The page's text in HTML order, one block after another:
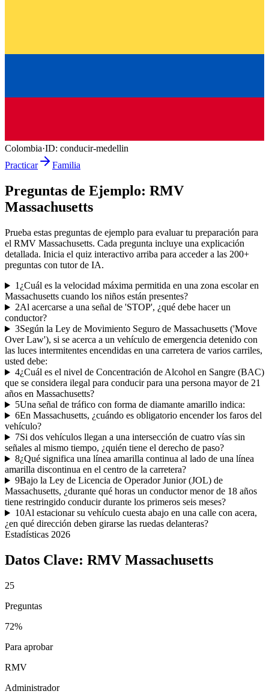
Colombia·ID: conducir-medellin
Practicar
Familia
Preguntas de Ejemplo: RMV
Massachusetts
Prueba estas preguntas de ejemplo para evaluar tu preparación para
el RMV Massachusetts. Cada pregunta incluye una explicación
detallada. Inicia el quiz interactivo arriba para acceder a las 200+
preguntas con tutor de IA.
1 ¿Cuál es la velocidad máxima permitida en una zona escolar en
Massachusetts cuando los niños están presentes?
2Al acercarse a una señal de 'STOP', ¿qué debe hacer un
conductor?
3Según la Ley de Movimiento Seguro de Massachusetts ('Move
Over Law'), si se acerca a un vehículo de emergencia detenido con
las luces intermitentes encendidas en una carretera de varios carriles,
usted debe:
4¿Cuál es el nivel de Concentración de Alcohol en Sangre (BAC)
que se considera ilegal para conducir para una persona mayor de 21
años en Massachusetts?
5Una señal de tráfico con forma de diamante amarillo indica:
6En Massachusetts, ¿cuándo es obligatorio encender los faros del
vehículo?
7Si dos vehículos llegan a una intersección de cuatro vías sin
señales al mismo tiempo, ¿quién tiene el derecho de paso?
8¿Qué significa una línea amarilla continua al lado de una línea
amarilla discontinua en el centro de la carretera?
9Bajo la Ley de Licencia de Operador Junior (JOL) de
Massachusetts, ¿durante qué horas un conductor menor de 18 años
tiene restringido conducir durante los primeros seis meses?
10Al estacionar su vehículo cuesta abajo en una calle con acera,
¿en qué dirección deben girarse las ruedas delanteras?
Estadísticas 2026
Datos Clave: RMV Massachusetts
25
Preguntas
72%
Para aprobar
RMV
Administrador